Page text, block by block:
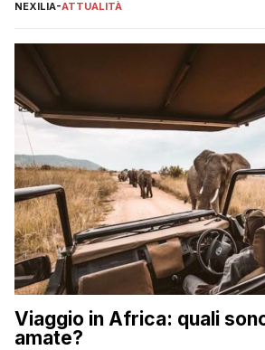
sul […]
NEXILIA-ATTUALITÀ
Viaggio in Africa: quali
amate?